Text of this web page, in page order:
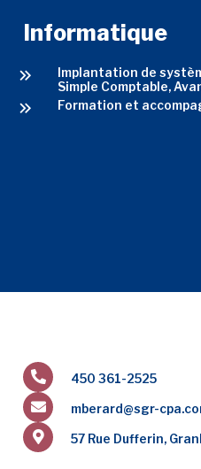
Informatique
Implantation de
Simple Comptable,
Formation et
450 361-2525
mberard@sgr-
57 Rue Dufferin,